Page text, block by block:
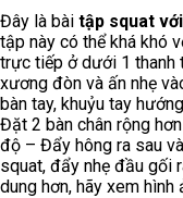
Đây là bài tập squat
tập này có thể khá khó
trực tiếp ở dưới 1 thanh
xương đòn và ấn nhẹ
bàn tay, khuỷu tay
Đặt 2 bàn chân rộng
độ – Đẩy hông ra sau
squat, đẩy nhẹ đầu gối
dung hơn, hãy xem